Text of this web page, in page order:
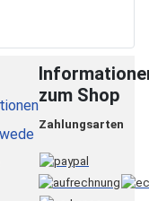
zum Shop
Zahlungsarten